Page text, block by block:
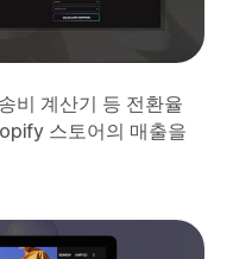
비 계산기 등 전환율
스토어의 매출을